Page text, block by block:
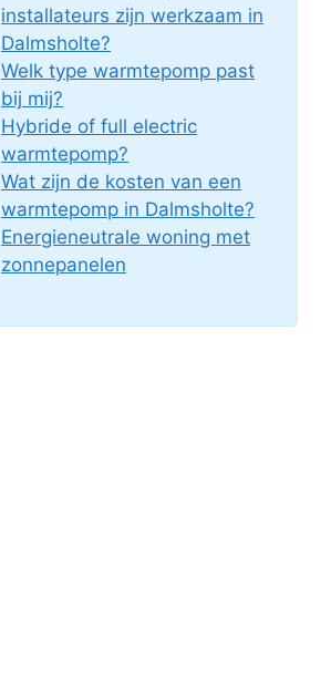
installateurs zijn werkzaam in
Dalmsholte?
Welk type warmtepomp past
bij mij?
Hybride of full electric
warmtepomp?
Wat zijn de kosten van een
warmtepomp in Dalmsholte?
Energieneutrale woning met
zonnepanelen